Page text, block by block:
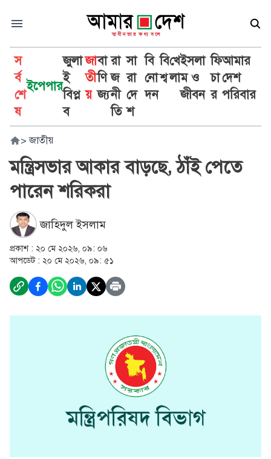
স
র্ব
শে
ষ
ইপেপার
জুলা
ই
বিপ্ল
ব
জা
তী
য়
বা
ণি
জ্য
রা
জ
নী
তি
সা
রা
দে
শ
বি
নো
দন
বি
শ্ব
খে
লা
ইসলা
ম ও
জীবন
ফি
চা
র
আমার
দেশ
পরিবার
> জাতীয়
মন্ত্রিসভার আকার বাড়ছে, ঠাঁই পেতে
পারেন শরিকরা
জাহিদুল ইসলাম
প্রকাশ : ২০ মে ২০২৬, ০৯: ০৬
আপডেট : ২০ মে ২০২৬, ০৯: ৫১